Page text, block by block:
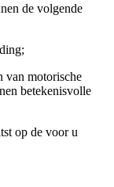
de volgende
van motorische
betekenisvolle
op de voor u